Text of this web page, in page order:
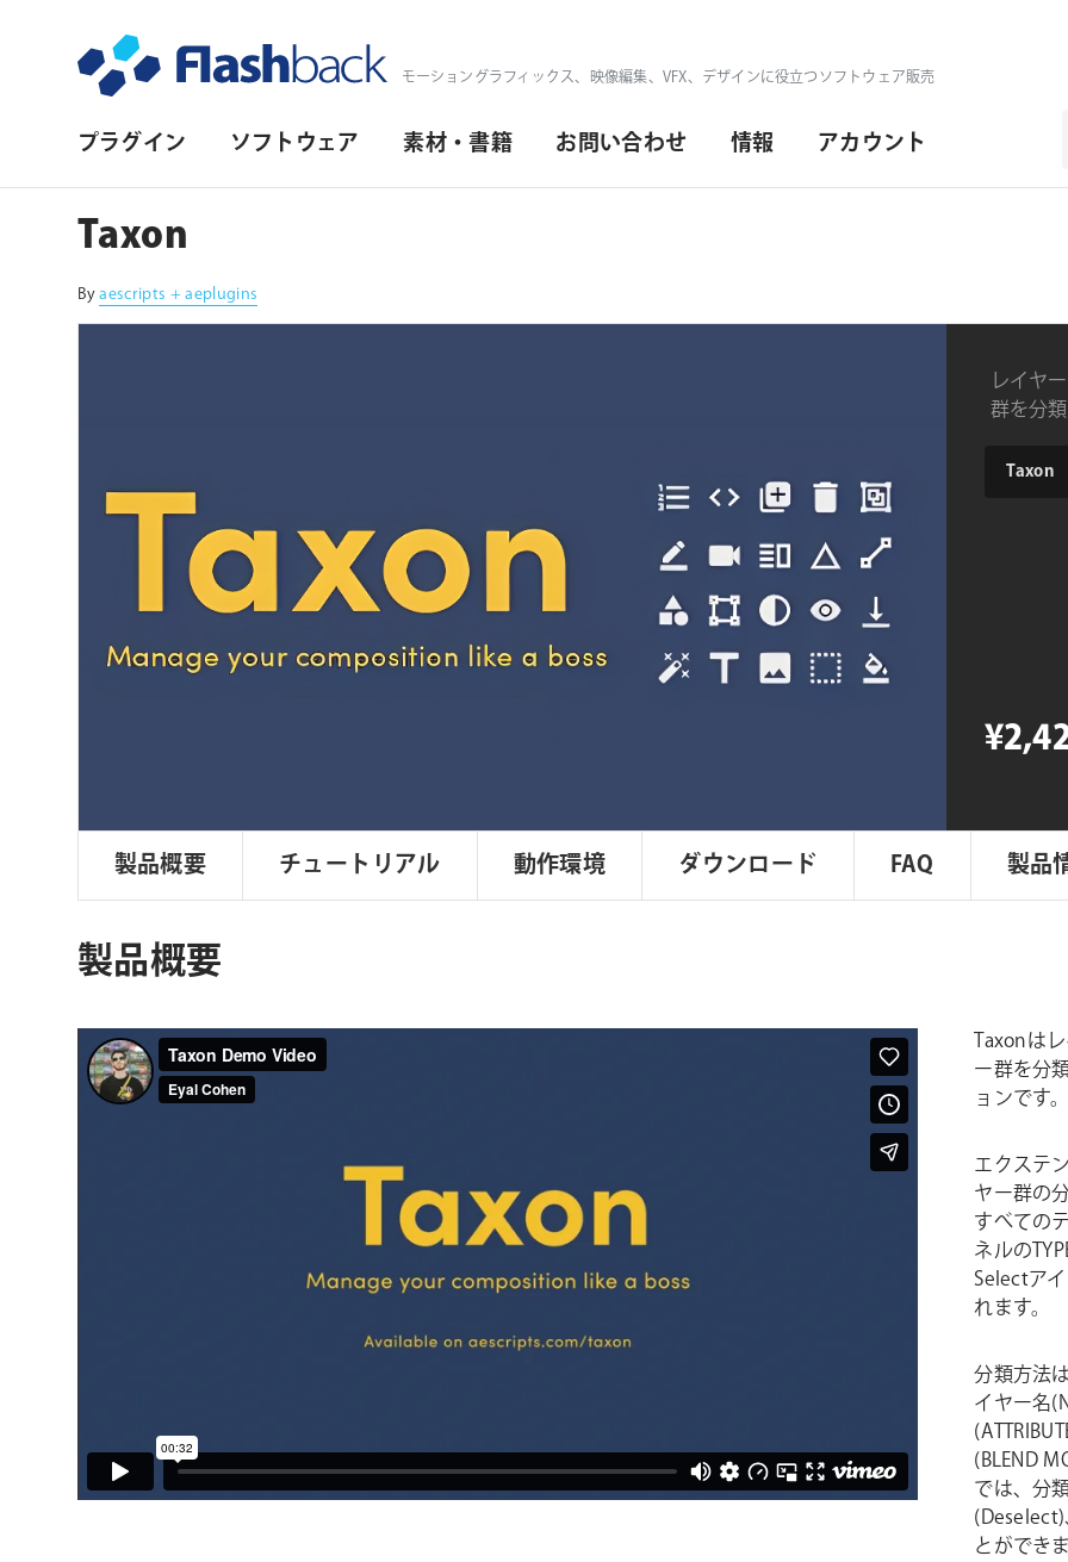
モーショングラフィックス、映像編集、VFX、デザインに役立つソフトウェア販売
プ
イ
マ
リ・
シ
プラグイン ソフトウェア 素材・書籍 お問い合わせ 情報 アカウント
Taxon
Byaescripts + aeplugins
レイヤ
群を分
type
製品概要 チュートリアル 動作環境 ダウンロード FAQ 製品
製品概要
Taxonは
ー群を分
ョンです。
エクステ
ヤー群の
すべての
ネルの
Selectア
れます。
分類方法
イヤー名
(BLEND
では、分
とができま